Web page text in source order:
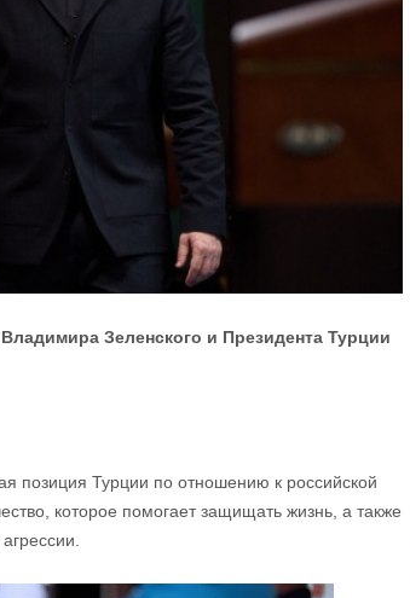
Зеленского и Президента Турции
позиция Турции по отношению к российской
которое помогает защищать жизнь, а также